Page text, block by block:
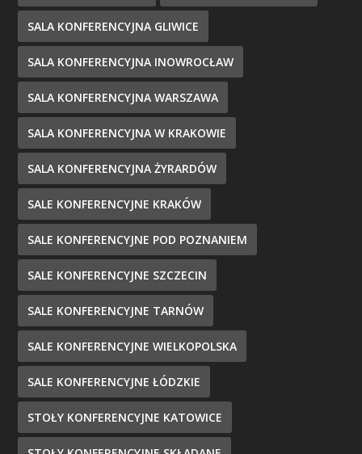
SALA KONFERENCYJNA GLIWICE
SALA KONFERENCYJNA INOWROCŁAW
SALA KONFERENCYJNA WARSZAWA
SALA KONFERENCYJNA W KRAKOWIE
SALA KONFERENCYJNA ŻYRARDÓW
SALE KONFERENCYJNE KRAKÓW
SALE KONFERENCYJNE POD POZNANIEM
SALE KONFERENCYJNE SZCZECIN
SALE KONFERENCYJNE TARNÓW
SALE KONFERENCYJNE WIELKOPOLSKA
SALE KONFERENCYJNE ŁÓDZKIE
STOŁY KONFERENCYJNE KATOWICE